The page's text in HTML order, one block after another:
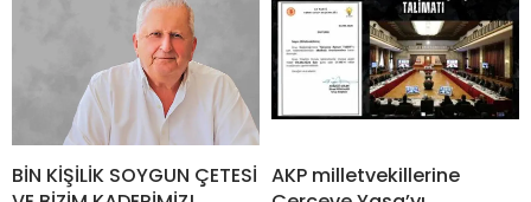
BİN KİŞİLİK SOYGUN ÇETESİ AKP milletvekillerine